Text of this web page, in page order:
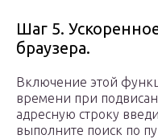
Шаг 5.
браузера.
Включение этой
времени при
адресную строку
выполните поиск по